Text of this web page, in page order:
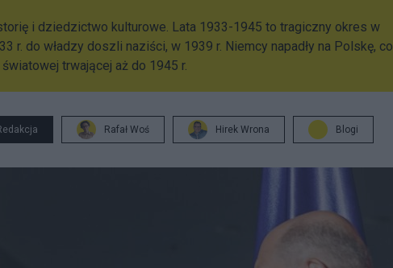
i dziedzictwo kulturowe. Lata 1933-1945 to tragiczny okres w
r. do władzy doszli naziści, w 1939 r. Niemcy napadły na Polskę, co
trwającej aż do 1945 r.
Rafał Woś Hirek Wrona Blogi